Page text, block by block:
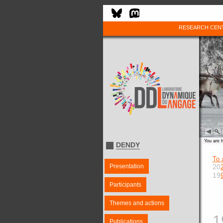
RESEARCH
DENDY
Presentation
Participants
Themes and actions
Publications
You are
To
20
19